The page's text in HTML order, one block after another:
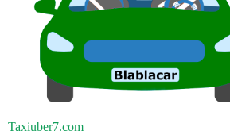
Taxiuber7.com